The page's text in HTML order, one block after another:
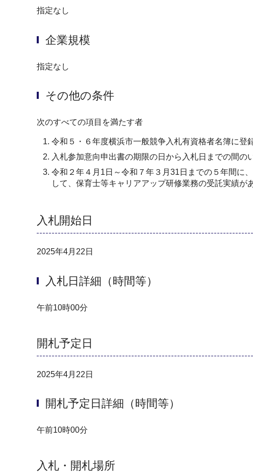
指定なし
企業規模
指定なし
その他の条件
次のすべての項目を満たす者
令和５・６年度横浜市一般競争入札有資格者名簿に登
入札参加意向申出書の期限の日から入札日までの間
令和２年４月1日～令和７年３月31日までの５年間に
して、保育士等キャリアアップ研修業務の受託実績が
入札開始日
2025年4月22日
入札日詳細（時間等）
午前10時00分
開札予定日
2025年4月22日
開札予定日詳細（時間等）
午前10時00分
入札・開札場所